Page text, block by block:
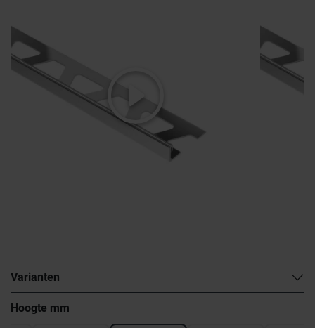
Varianten
Hoogte mm